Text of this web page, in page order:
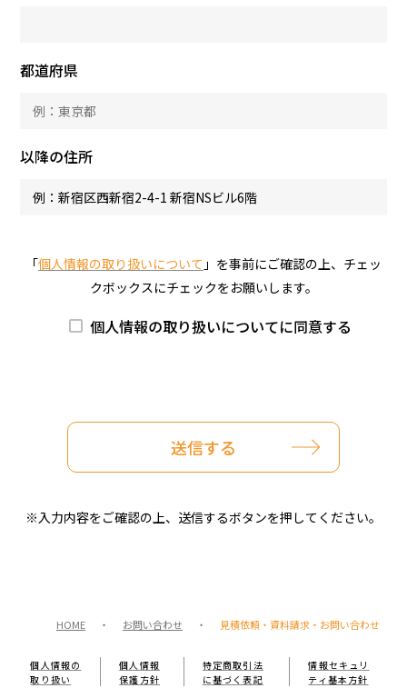
都道府県
以降の住所
「個人情報の取り扱いについて 」を事前にご確認の上、チェッ
クボックスにチェックをお願いします。
個人情報の取り扱いについてに同意する
※入力内容をご確認の上、送信するボタンを押してください。
HOME ・ お問い合わせ ・ 見積依頼・資料請求・お問い合わせ
個人情報の
取り扱い
個人情報
保護方針
特定商取引法
に基づく表記
情報セキュリ
ティ基本方針